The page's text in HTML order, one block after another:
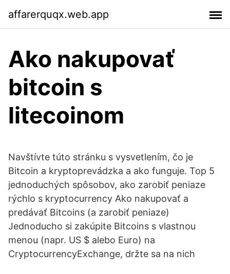
affarerquqx.web.app
Ako nakupovať
bitcoin s
litecoinom
Navštívte túto stránku s vysvetlením, čo je
Bitcoin a kryptoprevádzka a ako funguje. Top 5
jednoduchých spôsobov, ako zarobiť peniaze
rýchlo s kryptocurrency Ako nakupovať a
predávať Bitcoins (a zarobiť peniaze)
Jednoducho si zakúpite Bitcoins s vlastnou
menou (napr. US $ alebo Euro) na
CryptocurrencyExchange, držte sa na nich